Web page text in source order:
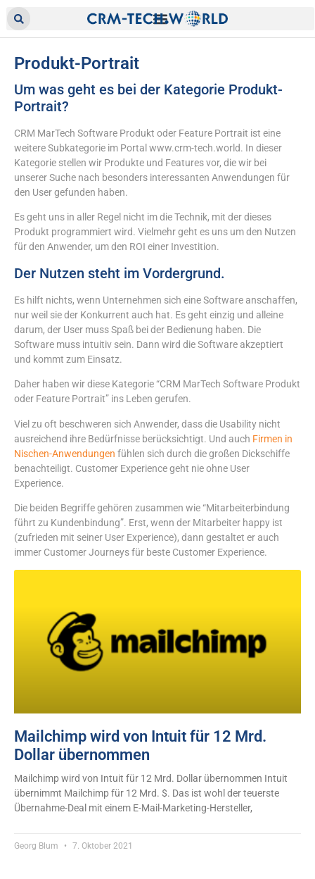
Produkt-Portrait
Um was geht es bei der Kategorie Produkt-
Portrait?
CRM MarTech Software Produkt oder Feature Portrait ist eine
weitere Subkategorie im Portal www.crm-tech.world. In dieser
Kategorie stellen wir Produkte und Features vor, die wir bei
unserer Suche nach besonders interessanten Anwendungen für
den User gefunden haben.
Es geht uns in aller Regel nicht im die Technik, mit der dieses
Produkt programmiert wird. Vielmehr geht es uns um den Nutzen
für den Anwender, um den ROI einer Investition.
Der Nutzen steht im Vordergrund.
Es hilft nichts, wenn Unternehmen sich eine Software anschaffen,
nur weil sie der Konkurrent auch hat. Es geht einzig und alleine
darum, der User muss Spaß bei der Bedienung haben. Die
Software muss intuitiv sein. Dann wird die Software akzeptiert
und kommt zum Einsatz.
Daher haben wir diese Kategorie “CRM MarTech Software Produkt
oder Feature Portrait” ins Leben gerufen.
Viel zu oft beschweren sich Anwender, dass die Usability nicht
ausreichend ihre Bedürfnisse berücksichtigt. Und auch Firmen in
Nischen-Anwendungen fühlen sich durch die großen Dickschiffe
benachteiligt. Customer Experience geht nie ohne User
Experience.
Die beiden Begriffe gehören zusammen wie “Mitarbeiterbindung
führt zu Kundenbindung”. Erst, wenn der Mitarbeiter happy ist
(zufrieden mit seiner User Experience), dann gestaltet er auch
immer Customer Journeys für beste Customer Experience.
Mailchimp wird von Intuit für 12 Mrd.
Dollar übernommen
Mailchimp wird von Intuit für 12 Mrd. Dollar übernommen Intuit
übernimmt Mailchimp für 12 Mrd. $. Das ist wohl der teuerste
Übernahme-Deal mit einem E-Mail-Marketing-Hersteller,
Georg Blum 7. Oktober 2021